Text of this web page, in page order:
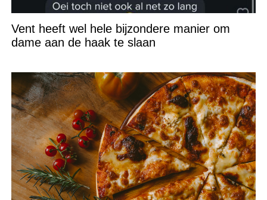
Vent heeft wel hele bijzondere manier om
dame aan de haak te slaan